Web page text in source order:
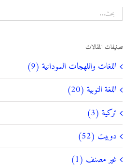
البحث
عن:
تصنيفات المقالات
اللغات واللهجات السودانية (9)
اللغة النوبية (20)
تركية (3)
دوبيت (52)
غير مصنف (1)